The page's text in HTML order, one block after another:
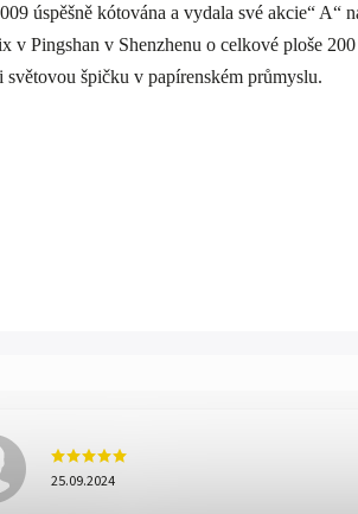
úspěšně kótována a vydala své akcie“
Pingshan v Shenzhenu o celkové ploše
špičku v papírenském průmyslu.
25.09.2024